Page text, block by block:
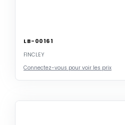
LB-00161
FINCLEY
Connectez-vous pour voir les prix